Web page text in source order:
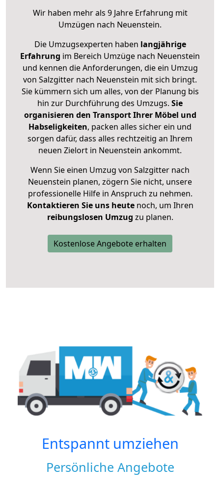
Wir haben mehr als 9 Jahre Erfahrung mit
Umzügen nach Neuenstein.
Die Umzugsexperten haben langjährige
Erfahrung im Bereich Umzüge nach Neuenstein
und kennen die Anforderungen, die ein Umzug
von Salzgitter nach Neuenstein mit sich bringt.
Sie kümmern sich um alles, von der Planung bis
hin zur Durchführung des Umzugs. Sie
organisieren den Transport Ihrer Möbel und
Habseligkeiten, packen alles sicher ein und
sorgen dafür, dass alles rechtzeitig an Ihrem
neuen Zielort in Neuenstein ankommt.
Wenn Sie einen Umzug von Salzgitter nach
Neuenstein planen, zögern Sie nicht, unsere
professionelle Hilfe in Anspruch zu nehmen.
Kontaktieren Sie uns heutenoch, um Ihren
reibungslosen Umzug zu planen.
Kostenlose Angebote erhalten
Entspannt umziehen
Persönliche Angebote